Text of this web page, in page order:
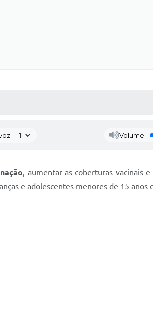
Volume
, aumentar as coberturas vacinais
e adolescentes menores de 15 anos